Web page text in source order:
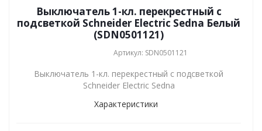
Выключатель 1-кл. перекрестный с
подсветкой Schneider Electric Sedna Белый
(SDN0501121)
Артикул: SDN0501121
Выключатель 1-кл. перекрестный с подсветкой
Schneider Electric Sedna
Характеристики